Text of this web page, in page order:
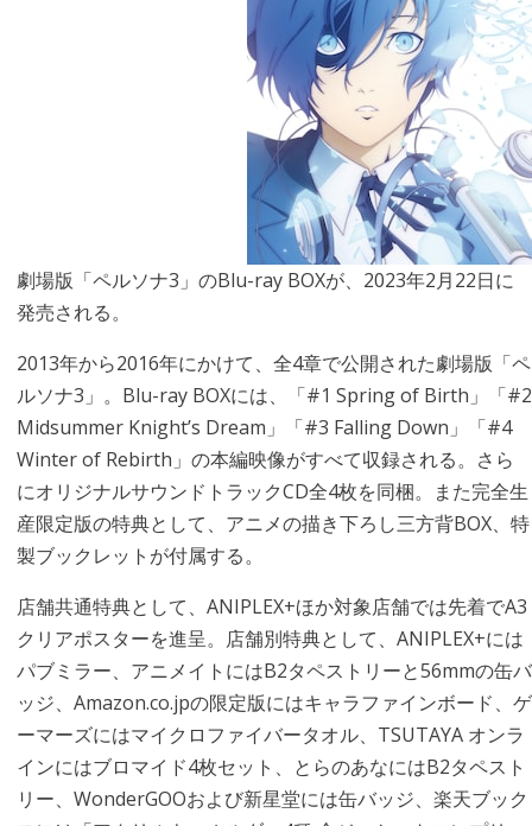
劇場版「ペルソナ3」のBlu-ray BOXが、2023年2月22日に
発売される。
2013年から2016年にかけて、全4章で公開された劇場版「ペ
ルソナ3」。Blu-ray BOXには、「#1 Spring of Birth」「#2
Midsummer Knight’s Dream」「#3 Falling Down」「#4
Winter of Rebirth」の本編映像がすべて収録される。さら
にオリジナルサウンドトラックCD全4枚を同梱。また完全生
産限定版の特典として、アニメの描き下ろし三方背BOX、特
製ブックレットが付属する。
店舗共通特典として、ANIPLEX+ほか対象店舗では先着でA3
クリアポスターを進呈。店舗別特典として、ANIPLEX+には
パブミラー、アニメイトにはB2タペストリーと56mmの缶バ
ッジ、Amazon.co.jpの限定版にはキャラファインボード、ゲ
ーマーズにはマイクロファイバータオル、TSUTAYA オンラ
インにはブロマイド4枚セット、とらのあなにはB2タペスト
リー、WonderGOOおよび新星堂には缶バッジ、楽天ブック